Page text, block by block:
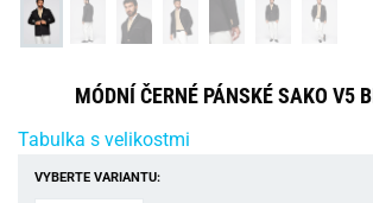
MÓDNÍ ČERNÉ PÁNSKÉ SAKO V5
Tabulka s velikostmi
VYBERTE VARIANTU: